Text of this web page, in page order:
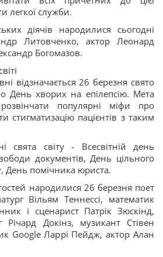
легкої служби.
діячів народилися сьогодні
Литовченко, актор Леонард
Богомазов.
відзначається 26 березня свято
День хворих на епілепсію. Мета
популярні міфи про
стигматизацію пацієнтів з таким
свята світу - Всесвітній день
документів, День цільного
День помічника юриста.
народилися 26 березня поет
Вільям Теннессі, математик
і сценарист Патрік Зюскінд,
Річард Докінз, музикант Стівен
Google Ларрі Пейдж, актор Алан